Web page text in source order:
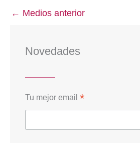
← Medios anterior
Novedades
Tu mejor email*